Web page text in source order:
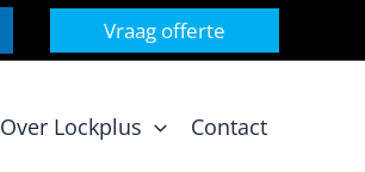
Vraag offerte
Over Lockplus Contact